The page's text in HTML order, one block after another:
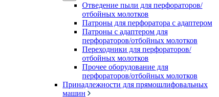
Отведение пыли для перфораторов/
отбойных молотков
Патроны для перфоратора с адаптером
Патроны с адаптером для
перфораторов/отбойных молотков
Переходники для перфораторов/
отбойных молотков
Прочее оборудование для
перфораторов/отбойных молотков
Принадлежности для прямошлифовальных
машин